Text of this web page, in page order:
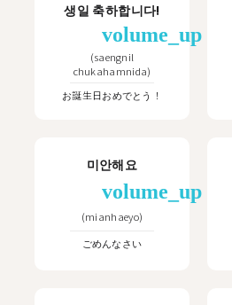
생일 축하합니다!
volume_up
(saengnil
chukahamnida)
お誕生日おめでとう！
미안해요
volume_up
(mianhaeyo)
ごめんなさい